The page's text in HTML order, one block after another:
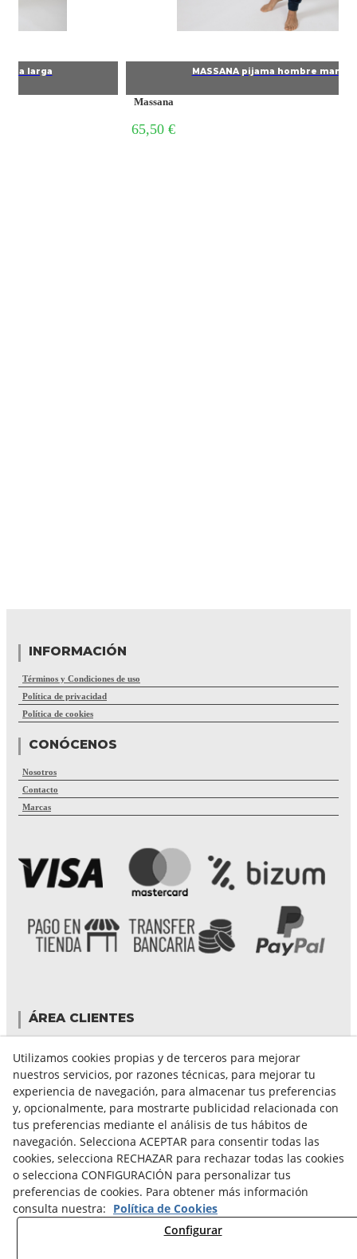
larga MASSANA pijama hombre
Massana
67,90 €
INFORMACIÓN
Términos y Condiciones de uso
Política de privacidad
Política de cookies
CONÓCENOS
Nosotros
Contacto
Marcas
ÁREA CLIENTES
Mis compras
Cambiar contraseña
Crear cuenta
Condiciones de compra
GUÍA DE COMPRA
FORMAS DE PAGO
FORMAS DE ENVÍO
Utilizamos cookies propias y de terceros para mejorar
nuestros servicios, por razones técnicas, para mejorar tu
experiencia de navegación, para almacenar tus preferencias
y, opcionalmente, para mostrarte publicidad relacionada con
tus preferencias mediante el análisis de tus hábitos de
navegación. Selecciona ACEPTAR para consentir todas las
cookies, selecciona RECHAZAR para rechazar todas las cookies
o selecciona CONFIGURACIÓN para personalizar tus
preferencias de cookies. Para obtener más información
consulta nuestra: Política de Cookies
Configurar